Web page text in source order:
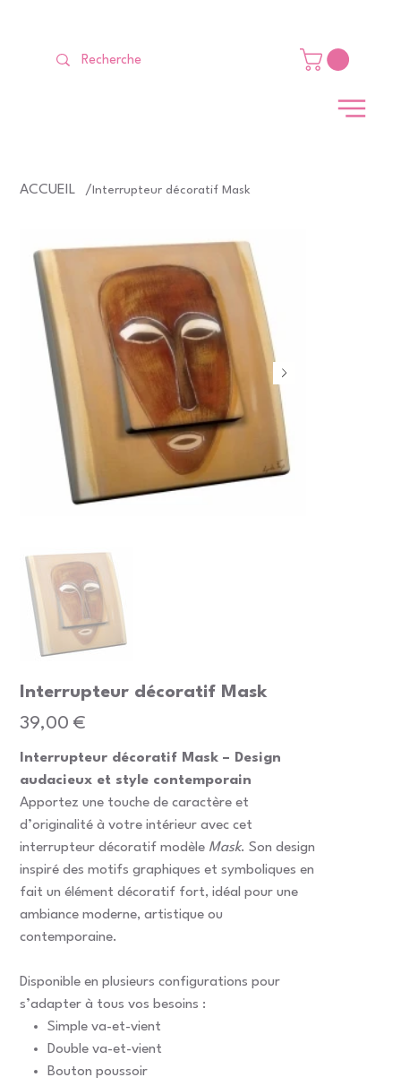
ACCUEIL /Interrupteur décoratif Mask
Interrupteur décoratif Mask
Prix
39,00 €
Interrupteur décoratif Mask – Design
audacieux et style contemporain
Apportez une touche de caractère et
d’originalité à votre intérieur avec cet
interrupteur décoratif modèle Mask. Son design
inspiré des motifs graphiques et symboliques en
fait un élément décoratif fort, idéal pour une
ambiance moderne, artistique ou
contemporaine.
Disponible en plusieurs configurations pour
s’adapter à tous vos besoins :
Simple va-et-vient
Double va-et-vient
Bouton poussoir